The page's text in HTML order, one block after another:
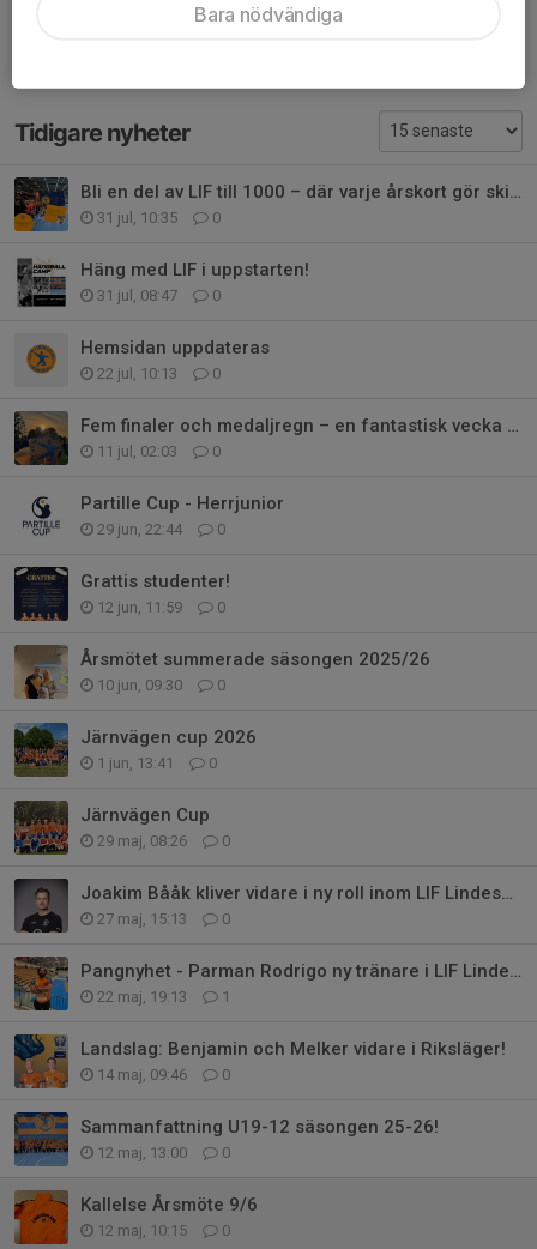
Tidigare nyheter
Bli en del av LIF till 1000 – där varje årskort gör skillnad
31 jul, 10:35 0
Häng med LIF i uppstarten!
31 jul, 08:47 0
Hemsidan uppdateras
22 jul, 10:13 0
Fem finaler och medaljregn – en fantastisk vecka på Dronninglund Cup 2026!
11 jul, 02:03 0
Partille Cup - Herrjunior
29 jun, 22:44 0
Grattis studenter!
12 jun, 11:59 0
Årsmötet summerade säsongen 2025/26
10 jun, 09:30 0
Järnvägen cup 2026
1 jun, 13:41 0
Järnvägen Cup
29 maj, 08:26 0
Joakim Bååk kliver vidare i ny roll inom LIF Lindesberg
27 maj, 15:13 0
Pangnyhet - Parman Rodrigo ny tränare i LIF Lindesberg
22 maj, 19:13 1
Landslag: Benjamin och Melker vidare i Riksläger!
14 maj, 09:46 0
Sammanfattning U19-12 säsongen 25-26!
12 maj, 13:00 0
Kallelse Årsmöte 9/6
12 maj, 10:15 0
Bara nödvändiga